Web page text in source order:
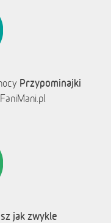
Przypominajki
FaniMani.pl
jak zwykle